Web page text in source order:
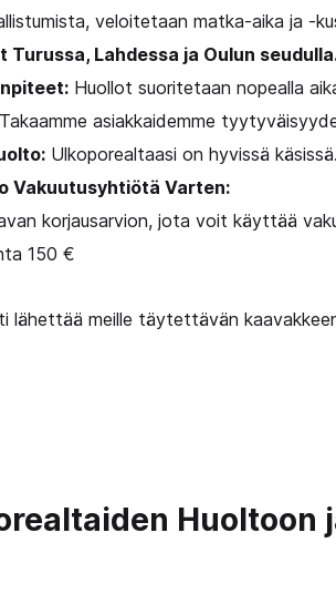
veloitetaan matka-aika ja -
Turussa, Lahdessa ja Oulun
Huollot suoritetaan nopealla
Takaamme asiakkaidemme
Ulkoporealtaasi on hyvissä käsissä.
Vakuutusyhtiötä Varten:
korjausarvion, jota voit käyttää
150 €
lähettää meille täytettävän
Huoltoon